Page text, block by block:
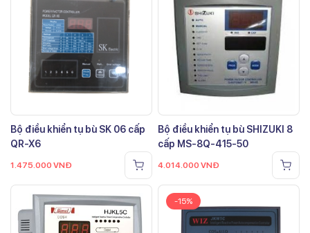
Bộ điều khiển tụ bù SK 06 cấp
QR-X6
1.475.000 VNĐ
Bộ điều khiển tụ bù SHIZUKI 8
cấp MS-8Q-415-50
4.014.000 VNĐ
-15%